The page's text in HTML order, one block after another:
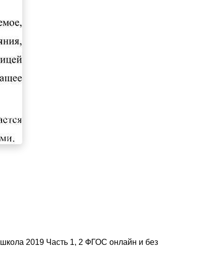
2019 Часть 1, 2 ФГОС онлайн и без